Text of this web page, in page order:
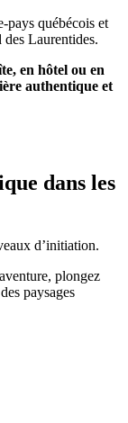
pays québécois et
Laurentides.
en hôtel ou en
authentique et
dans les
d’initiation.
plongez
paysages